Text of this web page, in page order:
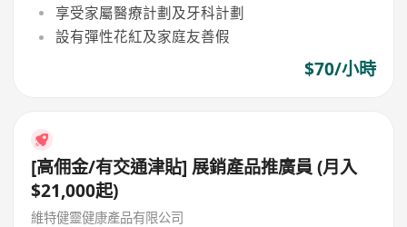
享受家屬醫療計劃及牙科計劃
設有彈性花紅及家庭友善假
$70/小時
[高佣金/有交通津貼] 展銷產品推廣員 (月入
$21,000起)
維特健靈健康產品有限公司